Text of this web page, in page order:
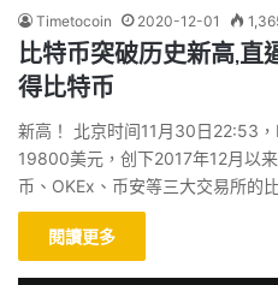
Timetocoin 2020-12-01
比特币突破历史新高,直
得比特币
新高！ 北京时间11月30日22:53
19800美元，创下2017年12月以
币、OKEx、币安等三大交易所的
閱讀更多